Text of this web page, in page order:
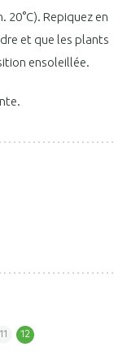
20°C). Repiquez en
et que les plants
ensoleillée.
11 12